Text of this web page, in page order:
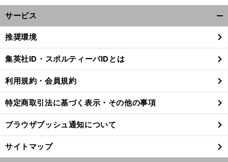
サービス
閉
る
推奨環境
集英社ID・スポルティーバIDとは
利用規約・会員規約
特定商取引法に基づく表示・その他の事項
ブラウザプッシュ通知について
サイトマップ